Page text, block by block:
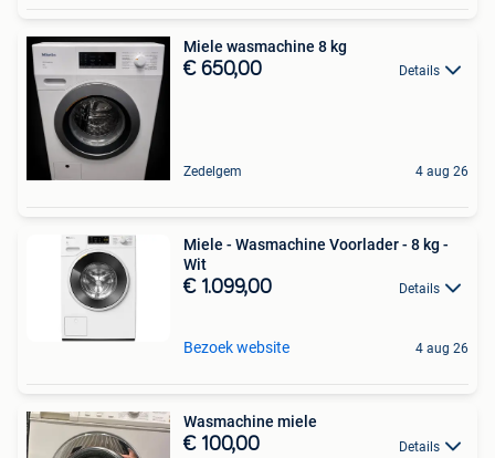
Miele wasmachine 8 kg
€ 650,00 Details
Zedelgem 4 aug 26
Miele - Wasmachine Voorlader - 8 kg -
Wit
€ 1.099,00 Details
Bezoek website 4 aug 26
Wasmachine miele
€ 100,00 Details